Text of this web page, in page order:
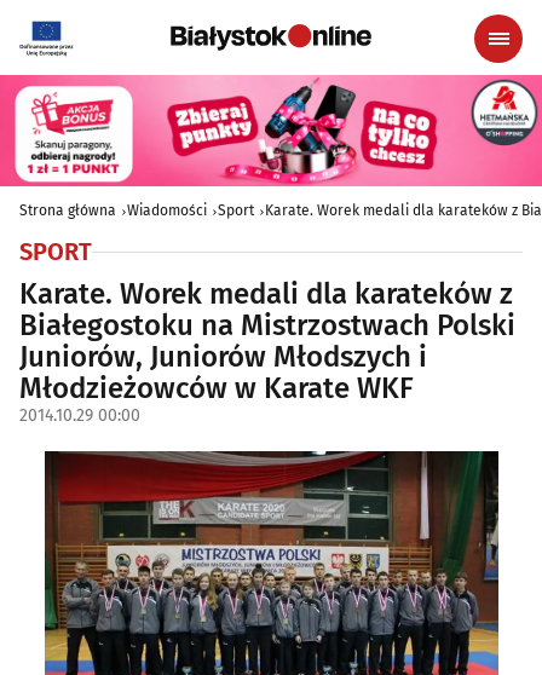
Strona główna Wiadomości Sport Karate. Worek medali dla karateków z
SPORT
Karate. Worek medali dla karateków z
Białegostoku na Mistrzostwach Polski
Juniorów, Juniorów Młodszych i
Młodzieżowców w Karate WKF
2014.10.29 00:00